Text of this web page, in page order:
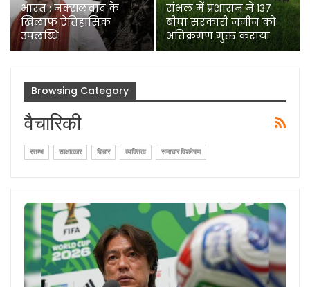
भारत : नक्सलवाद के
खिलाफ ऐतिहासिक
उपलब्धि
संभल में प्रशासन ने 137
बीघा सरकारी जमीन को
अतिक्रमण मुक्त कराया
Browsing Category
वैचारिकी
स्तम्भ साक्षात्कार विचार व्यक्तित्व समाचार विश्लेषण